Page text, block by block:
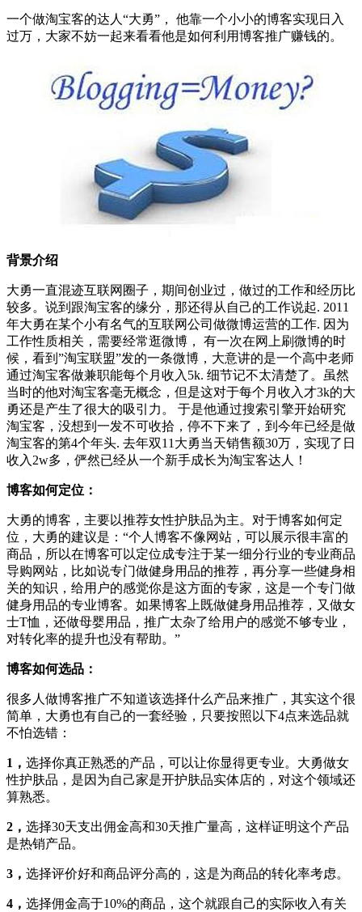
一个做淘宝客的达人“大勇”， 他靠一个小小的博客实现日入
过万，大家不妨一起来看看他是如何利用博客推广赚钱的。
背景介绍
大勇一直混迹互联网圈子，期间创业过，做过的工作和经历比
较多。说到跟淘宝客的缘分，那还得从自己的工作说起. 2011
年大勇在某个小有名气的互联网公司做微博运营的工作. 因为
工作性质相关，需要经常逛微博， 有一次在网上刷微博的时
候，看到”淘宝联盟”发的一条微博，大意讲的是一个高中老师
通过淘宝客做兼职能每个月收入5k. 细节记不太清楚了。虽然
当时的他对淘宝客毫无概念，但是这对于每个月收入才3k的大
勇还是产生了很大的吸引力。 于是他通过搜索引擎开始研究
淘宝客，没想到一发不可收拾，停不下来了，到今年已经是做
淘宝客的第4个年头. 去年双11大勇当天销售额30万，实现了日
收入2w多，俨然已经从一个新手成长为淘宝客达人！
博客如何定位：
大勇的博客，主要以推荐女性护肤品为主。对于博客如何定
位，大勇的建议是：“个人博客不像网站，可以展示很丰富的
商品，所以在博客可以定位成专注于某一细分行业的专业商品
导购网站，比如说专门做健身用品的推荐，再分享一些健身相
关的知识，给用户的感觉你是这方面的专家，这是一个专门做
健身用品的专业博客。如果博客上既做健身用品推荐，又做女
士T恤，还做母婴用品，推广太杂了给用户的感觉不够专业，
对转化率的提升也没有帮助。”
博客如何选品：
很多人做博客推广不知道该选择什么产品来推广，其实这个很
简单，大勇也有自己的一套经验，只要按照以下4点来选品就
不怕选错：
1 ， 选择你真正熟悉的产品，可以让你显得更专业。大勇做女
性护肤品，是因为自己家是开护肤品实体店的，对这个领域还
算熟悉。
2 ， 选择30天支出佣金高和30天推广量高，这样证明这个产品
是热销产品。
3 ， 选择评价好和商品评分高的，这是为商品的转化率考虑。
4 ， 选择佣金高于10%的商品，这个就跟自己的实际收入有关